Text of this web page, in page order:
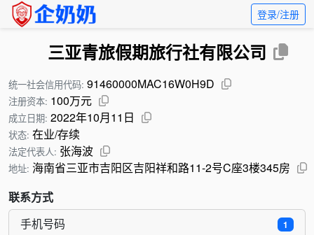
登录/注册
三亚青旅假期旅行社有限公司
统一社会信用代码: 91460000MAC16W0H9D
注册资本: 100万元
成立日期: 2022年10月11日
状态: 在业/存续
法定代表人: 张海波
地址: 海南省三亚市吉阳区吉阳祥和路11-2号C座3楼345房
联系方式
1
手机号码